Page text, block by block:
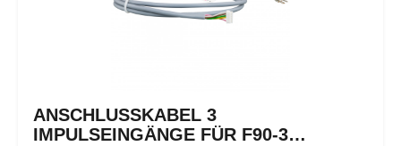
ANSCHLUSSKABEL 3
IMPULSEINGÄNGE FÜR F90-3